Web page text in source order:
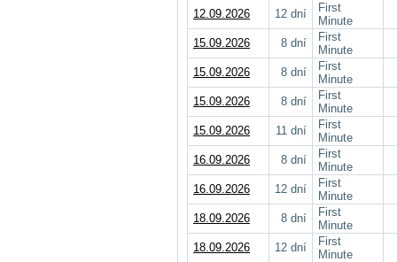
12.09.2026
12 dní
First
Minute
15.09.2026
8 dní
First
Minute
15.09.2026
8 dní
First
Minute
15.09.2026
8 dní
First
Minute
15.09.2026
11 dní
First
Minute
16.09.2026
8 dní
First
Minute
16.09.2026
12 dní
First
Minute
18.09.2026
8 dní
First
Minute
18.09.2026
12 dní
First
Minute